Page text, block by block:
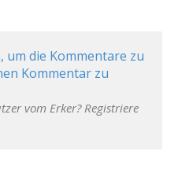
um die Kommentare zu
Kommentar zu
vom Erker? Registriere